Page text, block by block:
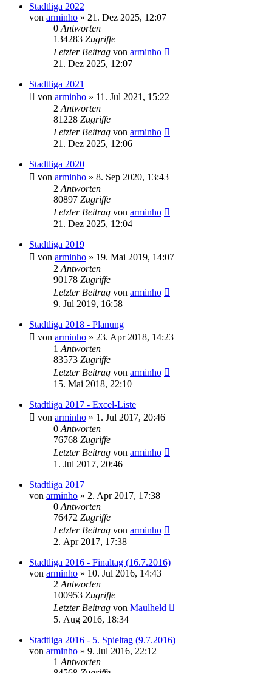
Stadtliga 2022
von arminho » 21. Dez 2025, 12:07
0 Antworten
134283 Zugriffe
Letzter Beitrag von arminho
21. Dez 2025, 12:07
Stadtliga 2021
von arminho » 11. Jul 2021, 15:22
2 Antworten
81228 Zugriffe
Letzter Beitrag von arminho
21. Dez 2025, 12:06
Stadtliga 2020
von arminho » 8. Sep 2020, 13:43
2 Antworten
80897 Zugriffe
Letzter Beitrag von arminho
21. Dez 2025, 12:04
Stadtliga 2019
von arminho » 19. Mai 2019, 14:07
2 Antworten
90178 Zugriffe
Letzter Beitrag von arminho
9. Jul 2019, 16:58
Stadtliga 2018 - Planung
von arminho » 23. Apr 2018, 14:23
1 Antworten
83573 Zugriffe
Letzter Beitrag von arminho
15. Mai 2018, 22:10
Stadtliga 2017 - Excel-Liste
von arminho » 1. Jul 2017, 20:46
0 Antworten
76768 Zugriffe
Letzter Beitrag von arminho
1. Jul 2017, 20:46
Stadtliga 2017
von arminho » 2. Apr 2017, 17:38
0 Antworten
76472 Zugriffe
Letzter Beitrag von arminho
2. Apr 2017, 17:38
Stadtliga 2016 - Finaltag (16.7.2016)
von arminho » 10. Jul 2016, 14:43
2 Antworten
100953 Zugriffe
Letzter Beitrag von Maulheld
5. Aug 2016, 18:34
Stadtliga 2016 - 5. Spieltag (9.7.2016)
von arminho » 9. Jul 2016, 22:12
1 Antworten